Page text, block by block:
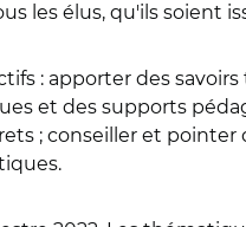
les élus, qu'ils soient
: apporter des
et des supports
; conseiller et